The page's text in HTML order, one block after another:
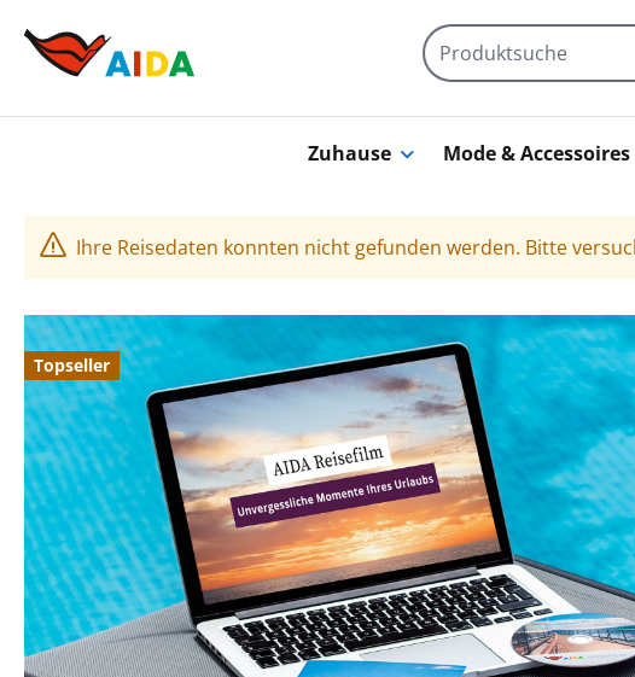
Zuhause Mode & Accessoires
Ihre Reisedaten konnten nicht gefunden werden. Bitte
Topseller
Bildergalerie überspringen